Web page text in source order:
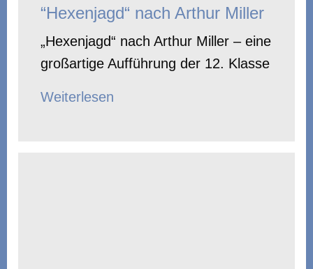
“Hexenjagd“ nach Arthur Miller
„Hexenjagd“ nach Arthur Miller – eine
großartige Aufführung der 12. Klasse
Weiterlesen